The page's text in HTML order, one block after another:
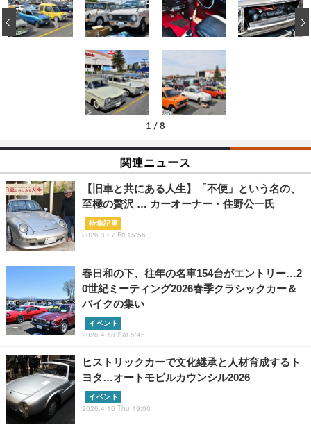
1 / 8
‹
関連ニュース
【旧車と共にある人生】「不便」という名の、
至極の贅沢 … カーオーナー・住野公一氏
特集記事
2026.3.27 Fri 15:56
春日和の下、往年の名車154台がエントリー…2
0世紀ミーティング2026春季クラシックカー＆
バイクの集い
イベント
2026.4.18 Sat 5:45
ヒストリックカーで文化継承と人材育成するト
ヨタ…オートモビルカウンシル2026
イベント
2026.4.16 Thu 19:00